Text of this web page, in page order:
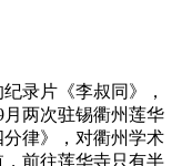
录片《李叔同》，
月两次驻锡衢州莲华
律》，对衢州学术
前往莲华寺只有半